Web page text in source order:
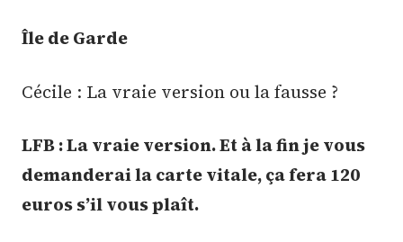
Île de Garde
Cécile : La vraie version ou la fausse ?
LFB : La vraie version. Et à la fin je vous
demanderai la carte vitale, ça fera 120
euros s’il vous plaît.